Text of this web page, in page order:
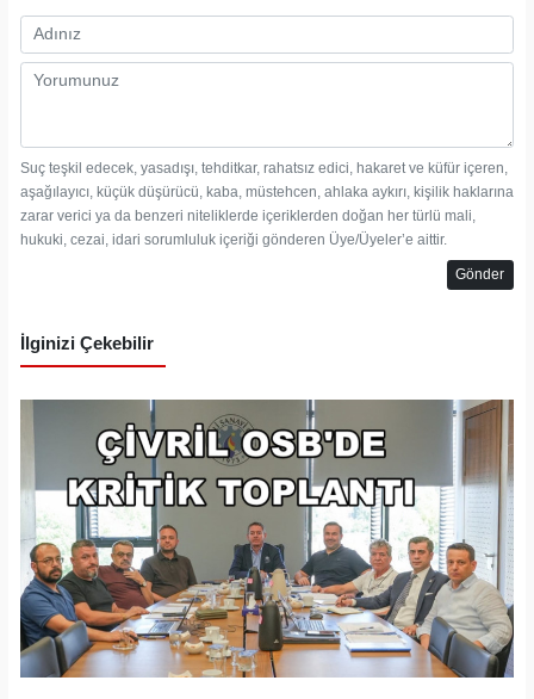
Suç teşkil edecek, yasadışı, tehditkar, rahatsız edici, hakaret ve küfür içeren,
aşağılayıcı, küçük düşürücü, kaba, müstehcen, ahlaka aykırı, kişilik haklarına
zarar verici ya da benzeri niteliklerde içeriklerden doğan her türlü mali,
hukuki, cezai, idari sorumluluk içeriği gönderen Üye/Üyeler’e aittir.
Gönder
İlginizi Çekebilir